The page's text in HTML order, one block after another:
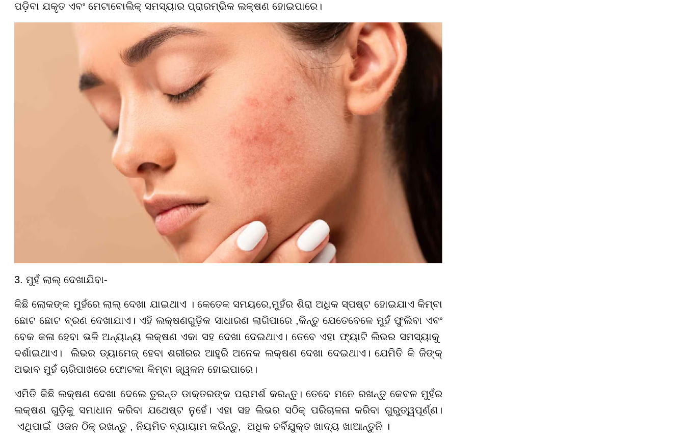
ପଡ଼ିବା ଯକୃତ ଏବଂ ମେଟାବୋଲିକ୍ ସମସ୍ୟାର ପ୍ରାରମ୍ଭିକ ଲକ୍ଷଣ ହୋଇପାରେ।
3. ମୁହଁ ଲାଲ୍ ଦେଖାଯିବା-
କିଛି ଲୋକଙ୍କ ମୁହଁରେ ଲାଲ୍ ଦେଖା ଯାଇଥାଏ । କେତେକ ସମୟରେ,ମୁହଁର ଶିରା ଅଧିକ ସ୍ପଷ୍ଟ ହୋଇଯାଏ କିମ୍ବା
ଛୋଟ ଛୋଟ ବ୍ରଣ ଦେଖାଯାଏ। ଏହି ଲକ୍ଷଣଗୁଡ଼ିକ ସାଧାରଣ ଲାଗିପାରେ ,କିନ୍ତୁ ଯେତେବେଳେ ମୁହଁ ଫୁଲିବା ଏବଂ
ବେକ କଳା ହେବା ଭଳି ଅନ୍ୟାନ୍ୟ ଲକ୍ଷଣ ଏକା ସହ ଦେଖା ଦେଇଥାଏ। ତେବେ ଏହା ଫ୍ୟାଟି ଲିଭର ସମସ୍ୟାକୁ
ଦର୍ଶାଇଥାଏ। ଲିଭର ଡ୍ୟାମେଜ୍ ହେବା ଶରୀରର ଆହୁରି ଅନେକ ଲକ୍ଷଣ ଦେଖା ଦେଇଥାଏ। ଯେମିତି କି ଜିଙ୍କ୍
ଅଭାବ ମୁହଁ ଚାରିପାଖରେ ଫୋଟକା କିମ୍ବା ଜ୍ୱଳନ ହୋଇପାରେ।
ଏମିତି କିଛି ଲକ୍ଷଣ ଦେଖା ଦେଲେ ତୁରନ୍ତ ଡାକ୍ତରଙ୍କ ପରାମର୍ଶ କରନ୍ତୁ। ତେବେ ମନେ ରଖନ୍ତୁ କେବଳ ମୁହଁର
ଲକ୍ଷଣ ଗୁଡ଼ିକୁ ସମାଧାନ କରିବା ଯଥେଷ୍ଟ ନୁହେଁ। ଏହା ସହ ଲିଭର ସଠିକ୍ ପରିଚାଳନା କରିବା ଗୁରୁତ୍ୱପୂର୍ଣ୍ଣ।
ଏଥିପାଇଁ ଓଜନ ଠିକ୍ ରଖନ୍ତୁ , ନିୟମିତ ବ୍ୟାୟାମ କରିନ୍ତୁ, ଅଧିକ ଚର୍ବିଯୁକ୍ତ ଖାଦ୍ୟ ଖାଆନ୍ତୁନି ।